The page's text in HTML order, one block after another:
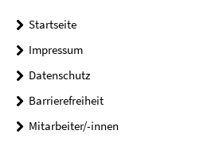
Startseite
Impressum
Datenschutz
Barrierefreiheit
Mitarbeiter/-innen